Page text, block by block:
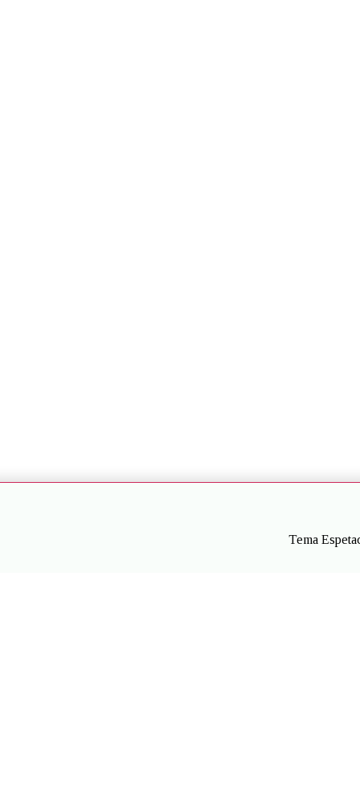
Tema